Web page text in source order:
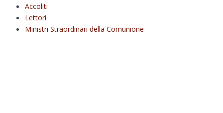
Accoliti
Lettori
Ministri Straordinari della Comunione